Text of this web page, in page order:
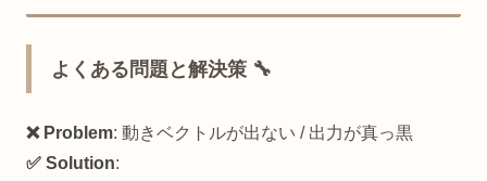
よくある問題と解決策 🔧
❌ Problem: 動きベクトルが出ない / 出力が真っ黒
✅ Solution: